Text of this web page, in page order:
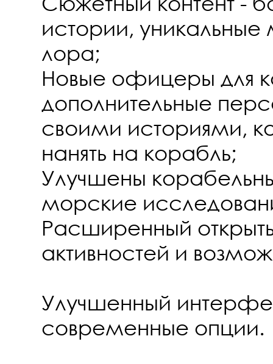
истории,
лора;
Новые офицеры для
дополнительные
своими историями,
нанять на корабль;
Улучшены
морские
Расширенный
активностей и
Улучшенный
современные опции.